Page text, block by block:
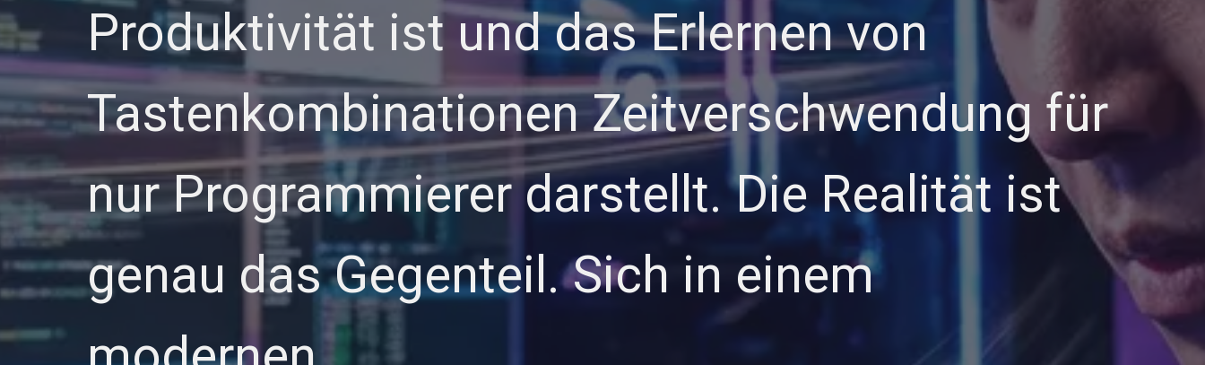
Produktivität ist und das Erlernen von
Tastenkombinationen Zeitverschwendung für
nur Programmierer darstellt. Die Realität ist
genau das Gegenteil. Sich in einem